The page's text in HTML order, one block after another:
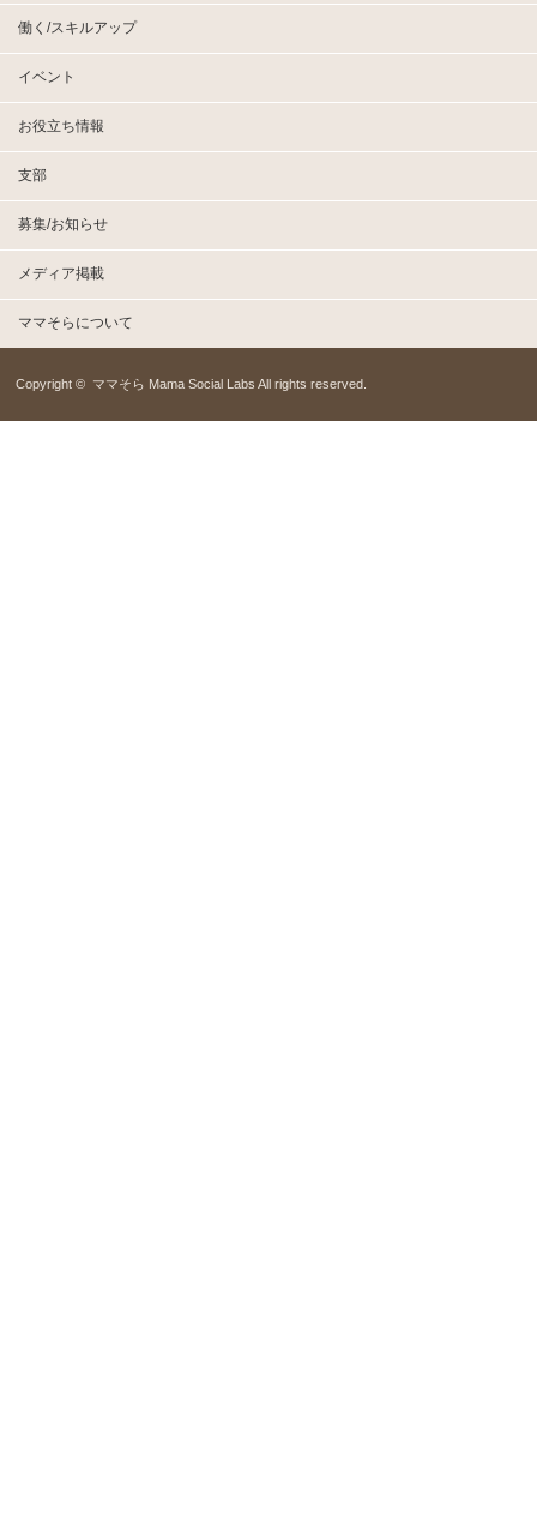
働く/スキルアップ
イベント
お役立ち情報
支部
募集/お知らせ
メディア掲載
ママそらについて
Copyright © ママそら Mama Social Labs All rights reserved.